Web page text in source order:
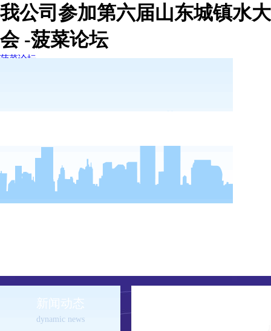
我公司参加第六届山东城镇水大
会 -菠菜论坛
菠菜论坛
菠菜论坛的简介
荣誉资质
菠菜论坛的文化 公司新闻
行业新闻
视频中心
新闻动态
dynamic news